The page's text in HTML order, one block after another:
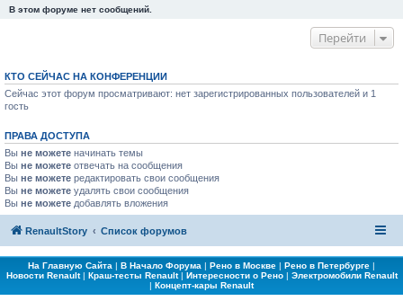
В этом форуме нет сообщений.
Перейти
КТО СЕЙЧАС НА КОНФЕРЕНЦИИ
Сейчас этот форум просматривают: нет зарегистрированных пользователей и 1
гость
ПРАВА ДОСТУПА
Вы не можете начинать темы
Вы не можете отвечать на сообщения
Вы не можете редактировать свои сообщения
Вы не можете удалять свои сообщения
Вы не можете добавлять вложения
RenaultStory Список форумов
На Главную Сайта | В Начало Форума | Рено в Москве | Рено в Петербурге |
Новости Renault| Краш-тесты Renault| Интересности о Рено| Электромобили Renault
| Концепт-кары Renault